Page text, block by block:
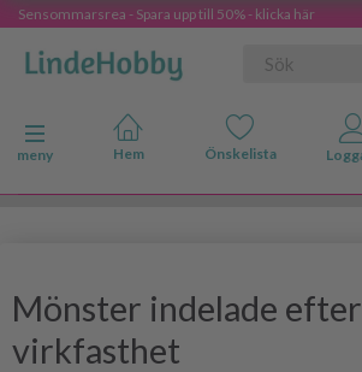
Sensommarsrea - Spara upp till 50% - klicka här
Ändra navigering
meny
Mönster indelade efter
virkfasthet